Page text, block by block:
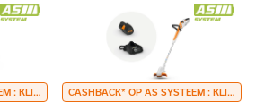
CASHBACK* OP AS SYSTEEM : KLIK HIER CASHBACK* OP AS SYSTEEM : KLIK HIER